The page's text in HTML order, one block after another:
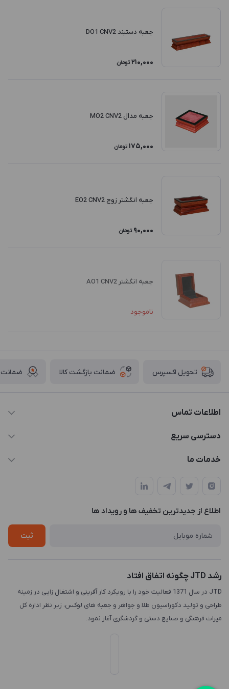
جعبه دستبند DO1 CNV2
210,000 تومان
جعبه مدال MO2 CNV2
175,000 تومان
جعبه انگشتر زوج EO2 CNV2
90,000 تومان
جعبه انگشتر AO1 CNV2
ناموجود
تحویل اکسپرس ضمانت بازگشت کالا ضمانت
اطلاعات تماس
021-88846810-1
طبقه3
دسترسی سریع
حساب کاربری
لیست محصولات
درباره ما
خدمات ما
چاپ و حکاکی
طراحی سه بعدی
اطلاع از جدیدترین تخفیف ها و رویداد ها
ثبت
رشد JTD چگونه اتفاق افتاد
JTD در سال 1371 فعالیت خود را با رویکرد کار آفرینی و اشتغال زایی در زمینه
طراحی و تولید دکوراسیون طلا و جواهر و جعبه های لوکس، زیر نظر اداره کل
میراث فرهنگی و صنایع دستی و گردشگری آغاز نمود.